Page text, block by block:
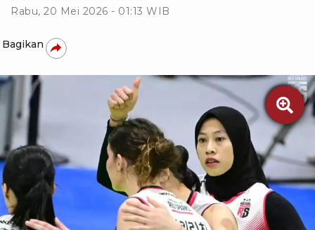
Rabu, 20 Mei 2026 - 01:13 WIB
Bagikan
